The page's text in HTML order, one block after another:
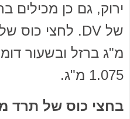
מ"ג ברזל ובשעור
1.075 מ"ג.